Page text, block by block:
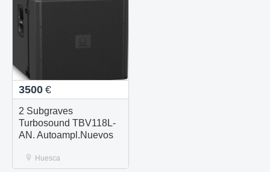
3500 €
2 Subgraves
Turbosound TBV118L-
AN. Autoampl.Nuevos
Huesca